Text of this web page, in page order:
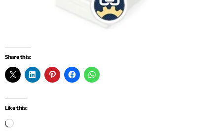
Share this:
Like this: